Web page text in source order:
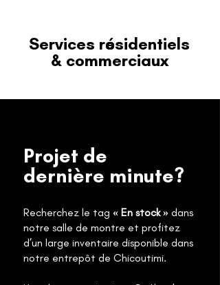
Services résidentiels
& commerciaux
Projet de
dernière minute?
Recherchez le tag « En stock » dans
notre salle de montre et profitez
d’un large inventaire disponible dans
notre entrepôt de Chicoutimi.